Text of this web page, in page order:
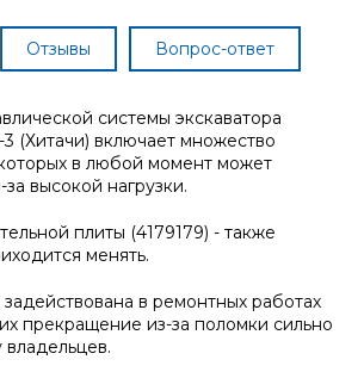
Отзывы Вопрос-ответ
системы экскаватора
(Хитачи) включает множество
в любой момент может
высокой нагрузки.
плиты (4179179) - также
менять.
в ремонтных работах
прекращение из-за поломки сильно